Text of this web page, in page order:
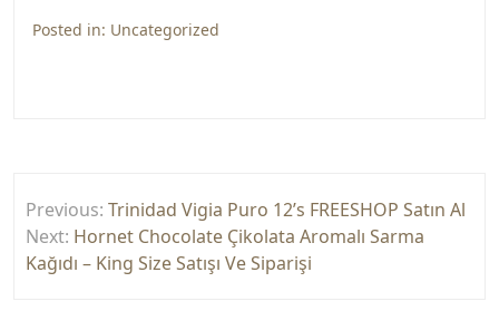
Posted in: Uncategorized
gezinmesi
Previous: Trinidad Vigia Puro 12’s FREESHOP Satın Al
Next: Hornet Chocolate Çikolata Aromalı Sarma
Kağıdı – King Size Satışı Ve Siparişi